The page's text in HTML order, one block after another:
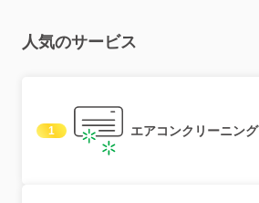
人気のサービス
1 エアコンクリーニング